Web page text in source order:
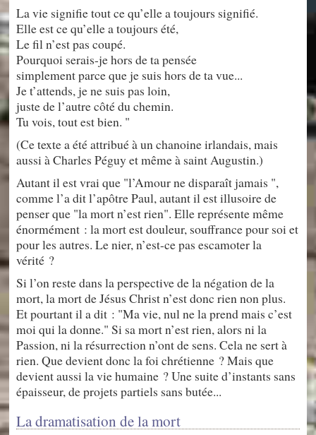
La vie signifie tout ce qu’elle a toujours signifié.
Elle est ce qu’elle a toujours été,
Le fil n’est pas coupé.
Pourquoi serais-je hors de ta pensée
simplement parce que je suis hors de ta vue...
Je t’attends, je ne suis pas loin,
juste de l’autre côté du chemin.
Tu vois, tout est bien. "
(Ce texte a été attribué à un chanoine irlandais, mais
aussi à Charles Péguy et même à saint Augustin.)
Autant il est vrai que "l’Amour ne disparaît jamais ",
comme l’a dit l’apôtre Paul, autant il est illusoire de
penser que "la mort n’est rien". Elle représente même
énormément : la mort est douleur, souffrance pour soi et
pour les autres. Le nier, n’est-ce pas escamoter la
vérité ?
Si l’on reste dans la perspective de la négation de la
mort, la mort de Jésus Christ n’est donc rien non plus.
Et pourtant il a dit : "Ma vie, nul ne la prend mais c’est
moi qui la donne." Si sa mort n’est rien, alors ni la
Passion, ni la résurrection n’ont de sens. Cela ne sert à
rien. Que devient donc la foi chrétienne ? Mais que
devient aussi la vie humaine ? Une suite d’instants sans
épaisseur, de projets partiels sans butée...
La dramatisation de la mort